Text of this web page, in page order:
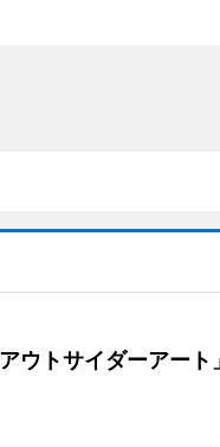
ウトサイダーアート